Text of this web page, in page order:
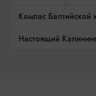
Компас Балтийской
Настоящий